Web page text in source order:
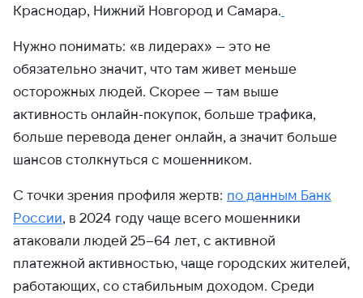
Краснодар, Нижний Новгород и Самара.
Нужно понимать: «в лидерах» — это не
обязательно значит, что там живет меньше
осторожных людей. Скорее — там выше
активность онлайн-покупок, больше трафика,
больше перевода денег онлайн, а значит больше
шансов столкнуться с мошенником.
С точки зрения профиля жертв: по данным Банк
России , в 2024 году чаще всего мошенники
атаковали людей 25–64 лет, с активной
платежной активностью, чаще городских жителей,
работающих, со стабильным доходом. Среди